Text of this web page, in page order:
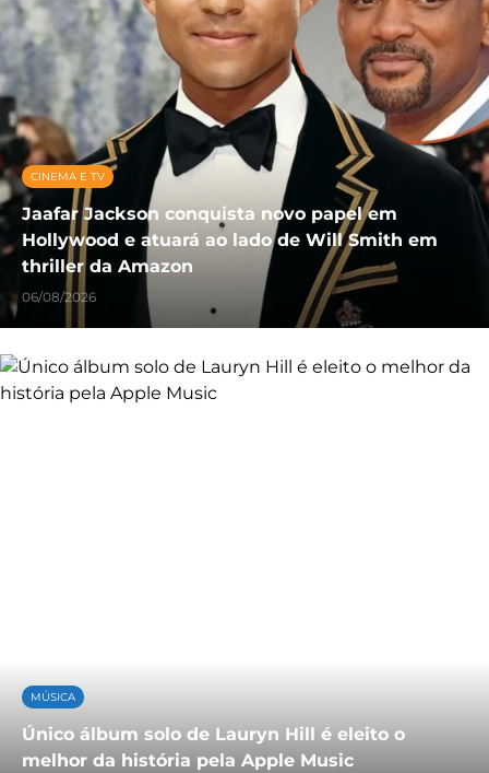
CINEMA E TV
Jaafar Jackson conquista novo papel em
Hollywood e atuará ao lado de Will Smith em
thriller da Amazon
06/08/2026
MÚSICA
Único álbum solo de Lauryn Hill é eleito o
melhor da história pela Apple Music